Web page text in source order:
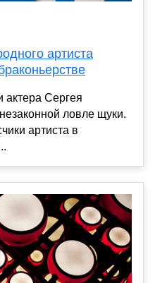
артиста
актера Сергея
ловле щуки.
артиста в